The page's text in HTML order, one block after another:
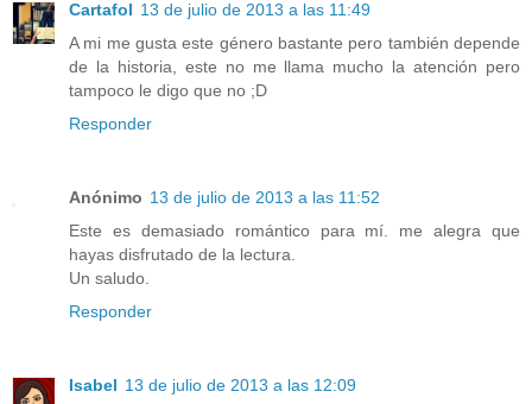
Cartafol 13 de julio de 2013 a las 11:49
A mi me gusta este género bastante pero también depende
de la historia, este no me llama mucho la atención pero
tampoco le digo que no ;D
Responder
Anónimo 13 de julio de 2013 a las 11:52
Este es demasiado romántico para mí. me alegra que
hayas disfrutado de la lectura.
Un saludo.
Responder
Isabel 13 de julio de 2013 a las 12:09